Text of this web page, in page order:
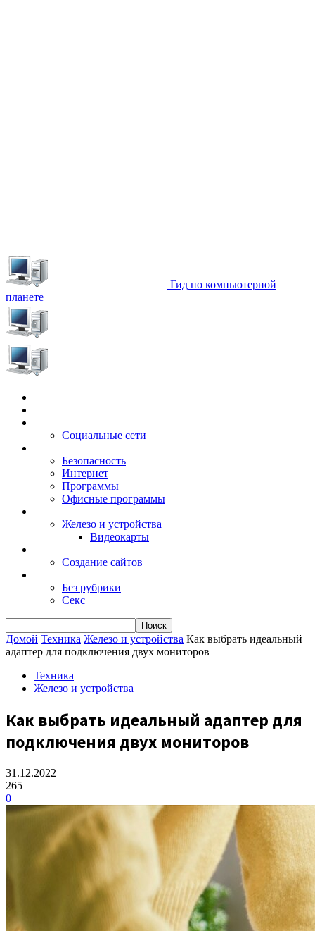
Гид по компьютерной
планете
Социальные сети
Безопасность
Интернет
Программы
Офисные программы
Железо и устройства
Видеокарты
Создание сайтов
Без рубрики
Секс
Домой Техника Железо и устройства Как выбрать идеальный
адаптер для подключения двух мониторов
Техника
Железо и устройства
Как выбрать идеальный адаптер для
подключения двух мониторов
31.12.2022
265
0